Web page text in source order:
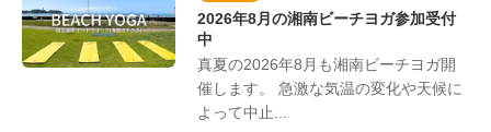
2026年8月の湘南ビーチヨガ参加受付
中
真夏の2026年8月も湘南ビーチヨガ開
催します。 急激な気温の変化や天候に
よって中止...